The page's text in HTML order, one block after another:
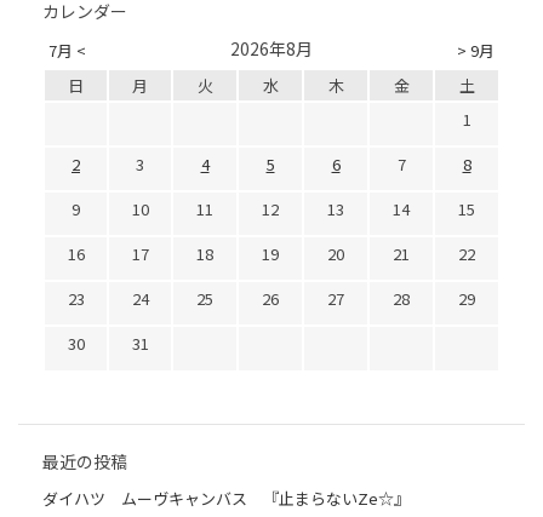
カレンダー
7月 < > 9月
2026年8月
日 月 火 水 木 金
土
1
2
3 4 5 6 7
8
9
10 11 12 13 14
15
16
17 18 19 20 21
22
23
24 25 26 27 28
29
30
31
最近の投稿
ダイハツ ムーヴキャンバス 『止まらないZe☆』